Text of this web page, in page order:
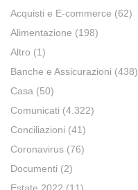
Acquisti e E-commerce (62)
Alimentazione (198)
Altro (1)
Banche e Assicurazioni (438)
Casa (50)
Comunicati (4.322)
Conciliazioni (41)
Coronavirus (76)
Documenti (2)